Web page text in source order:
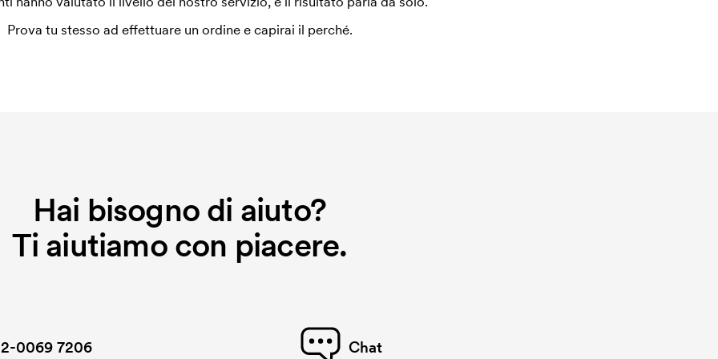
Prova tu stesso ad effettuare un ordine e capirai il perché.
Hai bisogno di aiuto?
Ti aiutiamo con piacere.
0069 7206 Chat